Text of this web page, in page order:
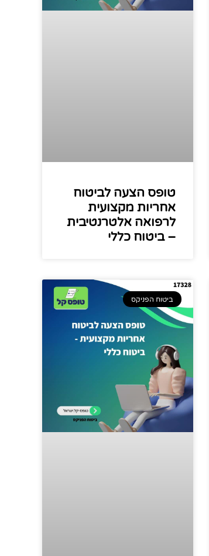
טופס הצעה לביטוח
אחריות מקצועית
לרפואה אלטרנטיבית
– ביטוח כללי
ביטוח הפניקס